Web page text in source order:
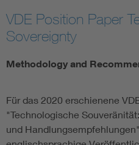
Microelectronics
VDE Position Paper
Sovereignty
Methodology and
Für das 2020 erschienene
"Technologische
und